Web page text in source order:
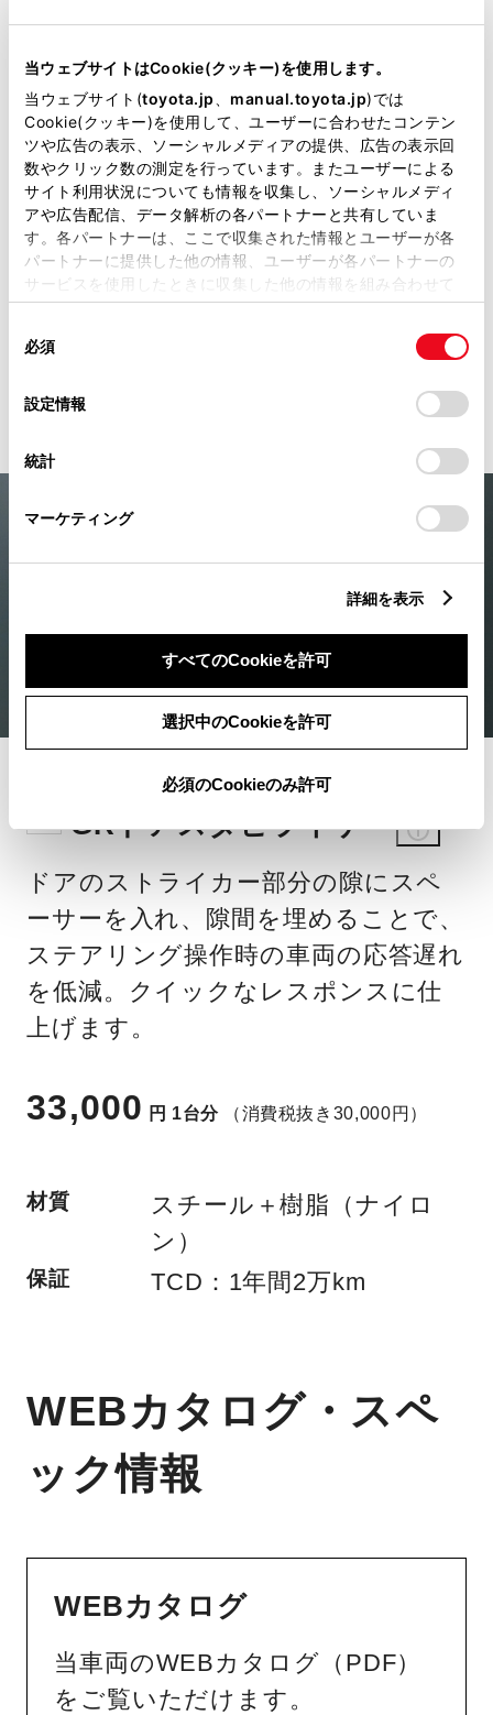
当ウェブサイトはCookie(クッキー)を使用します。
当ウェブサイト(toyota.jp manual.toyota.jp)では
Cookie(クッキー)を使用して、ユーザーに合わせたコンテン
ツや広告の表示、ソーシャルメディアの提供、広告の表示回
数やクリック数の測定を行っています。またユーザーによる
サイト利用状況についても情報を収集し、ソーシャルメディ
アや広告配信、データ解析の各パートナーと共有していま
す。各パートナーは、ここで収集された情報とユーザーが各
パートナーに提供した他の情報、ユーザーが各パートナーの
サービスを使用したときに収集した他の情報を組み合わせて
使用することがあります。当ウェブサイトの使用を続行する
デバイスにすべてのCookie(クッキー)が保存されることに同
意したことになります。Cookie(クッキー)のオプトアウト、
設定の変更、同意を撤回したりするにあたっては、当社の
「Cookie（クッキー）情報の取り扱いについて
」をご覧くだ
必須
設定情報
統計
マーケティング
詳細を表示
すべてのCookieを許可
選択中のCookieを許可
必須のCookieのみ許可
ンパー。走行中に感じる不快な振動や
騒音を解消し、乗車時の快適性をアッ
プ。さらに操縦安定性など、ドライバ
ビリティを高め上質な走りを実現し
ます。
110,000
保証
GRドアスタビライザー
ドアのストライカー部分の隙にスペ
ーサーを入れ、隙間を埋めることで、
ステアリング操作時の車両の応答遅れ
を低減。クイックなレスポンスに仕
上げます。
33,000 円 1台分 （消費税抜き30,000円）
材質
スチール＋樹脂（ナイロ
ン）
保証 TCD：1年間2万km
WEBカタログ・スペ
ック情報
WEBカタログ
当車両のWEBカタログ（PDF）
をご覧いただけます。